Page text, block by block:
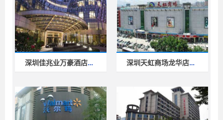
深圳佳兆业万豪酒店冷却塔 深圳天虹商场龙华店冷却塔维修